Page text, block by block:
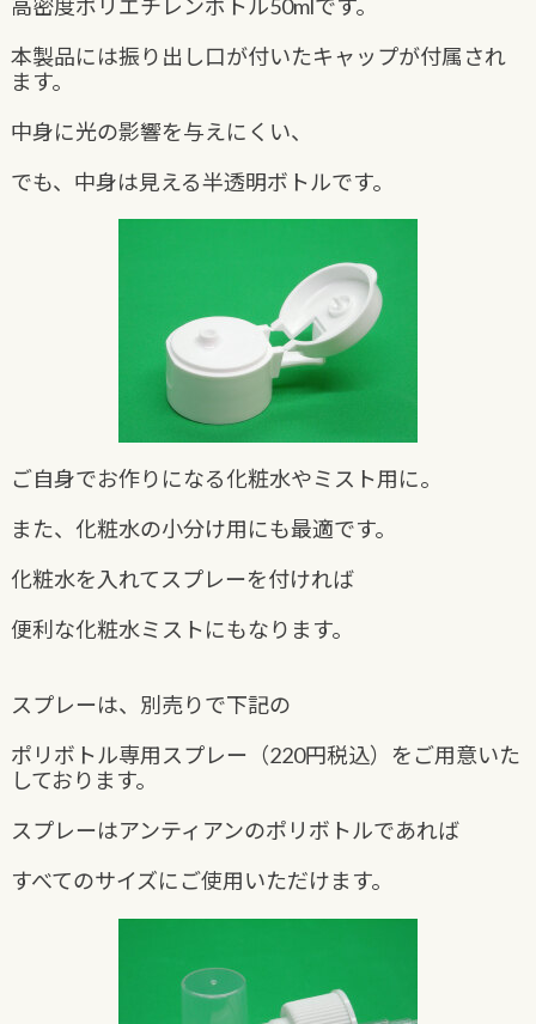
高密度ポリエチレンボトル50mlです。
本製品には振り出し口が付いたキャップが付属され
ます。
中身に光の影響を与えにくい、
でも、中身は見える半透明ボトルです。
ご自身でお作りになる化粧水やミスト用に。
また、化粧水の小分け用にも最適です。
化粧水を入れてスプレーを付ければ
便利な化粧水ミストにもなります。
スプレーは、別売りで下記の
ポリボトル専用スプレー（220円税込）をご用意いた
しております。
スプレーはアンティアンのポリボトルであれば
すべてのサイズにご使用いただけます。